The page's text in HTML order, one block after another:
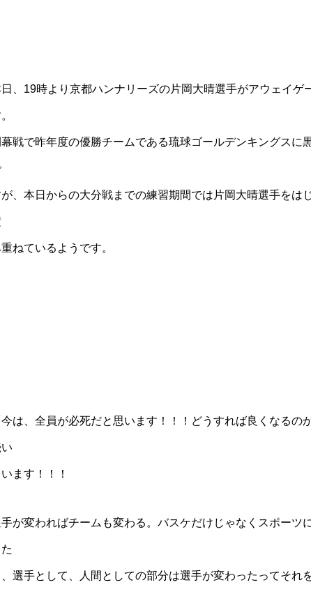
、19時より京都ハンナリーズの片岡大晴選手がアウェイゲ
幕戦で昨年度の優勝チームである琉球ゴールデンキングスに
、本日からの大分戦までの練習期間では片岡大晴選手をは
ねているようです。
今は、全員が必死だと思います！！！どうすれば良くなる
ます！！！
が変わればチームも変わる。バスケだけじゃなくスポーツ
、選手として、人間としての部分は選手が変わったってそれ